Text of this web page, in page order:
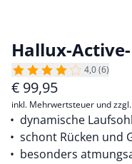
Hallux-
4,0 (6)
€ 99,95
inkl. Mehrwertsteuer und zzgl.
dynamische
schont Rücken und
besonders